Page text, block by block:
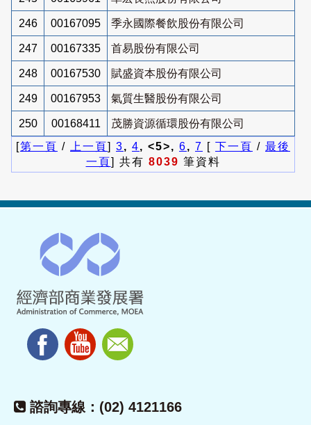
246 00167095 季永國際餐飲股份有限公司
247 00167335 首易股份有限公司
248 00167530 賦盛資本股份有限公司
249 00167953 氣質生醫股份有限公司
250 00168411
茂勝資源循環股份有限公司
[第一頁 / 上一頁] 3, 4, <5>, 6, 7 [ 下一頁 / 最後
一頁] 共有 8039 筆資料
諮詢專線：(02) 4121166